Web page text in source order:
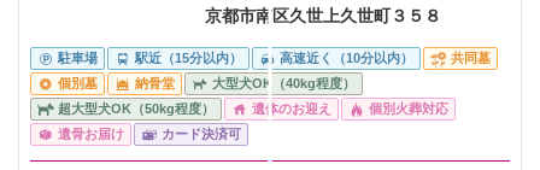
京都市南区久世上久世町３５８
駐車場 駅近（15分以内） 高速近く（10分以内）
共同墓
個別墓
納骨堂
大型犬OK（40kg程度）
超大型犬OK（50kg程度）
遺体のお迎え
個別火葬対応
遺骨お届け
カード決済可